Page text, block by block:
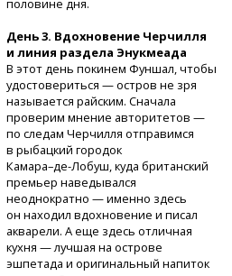
половине дня.
День 3. Вдохновение Черчилля
и линия раздела Энукмеада
В этот день покинем Фуншал, чтобы
удостовериться — остров не зря
называется райским. Сначала
проверим мнение авторитетов —
по следам Черчилля отправимся
в рыбацкий городок
Камара–де-Лобуш,куда британский
премьер наведывался
неоднократно — именно здесь
он находил вдохновение и писал
акварели. А еще здесь отличная
кухня — лучшая на острове
эшпетада и оригинальный напиток